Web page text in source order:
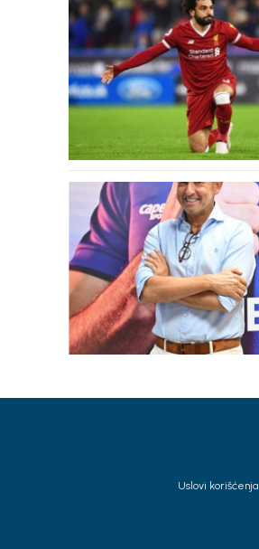
Uslovi korišćenja